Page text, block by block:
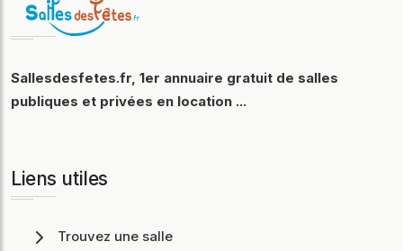
Sallesdesfetes.fr, 1er annuaire gratuit de salles
publiques et privées en location ...
Liens utiles
Trouvez une salle